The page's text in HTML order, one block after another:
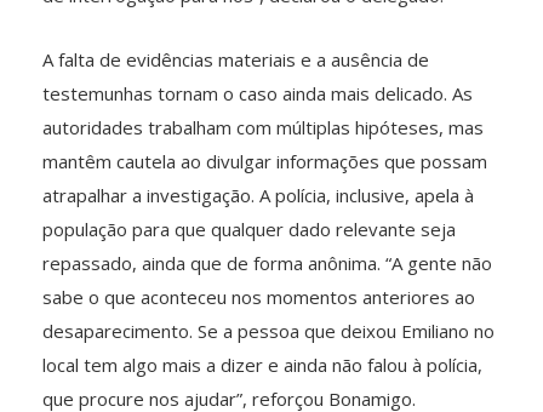
A falta de evidências materiais e a ausência de
testemunhas tornam o caso ainda mais delicado. As
autoridades trabalham com múltiplas hipóteses, mas
mantêm cautela ao divulgar informações que possam
atrapalhar a investigação. A polícia, inclusive, apela à
população para que qualquer dado relevante seja
repassado, ainda que de forma anônima. “A gente não
sabe o que aconteceu nos momentos anteriores ao
desaparecimento. Se a pessoa que deixou Emiliano no
local tem algo mais a dizer e ainda não falou à polícia,
que procure nos ajudar”, reforçou Bonamigo.